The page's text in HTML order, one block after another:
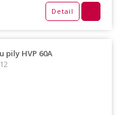
Detail
pily HVP 60A